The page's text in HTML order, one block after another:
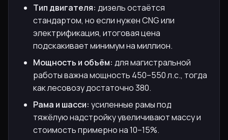
Тип двигателя: дизель остаётся
стандартом, но если нужен CNG или
электрификация, итоговая цена
подскакивает минимум на миллион.
Мощность и объём: для магистральной
работы важна мощность 450–550 л.с., тогда
как лесовозу достаточно 380.
Рама и шасси: усиленные рамы под
тяжёлую надстройку увеличивают массу и
стоимость примерно на 10–15%.